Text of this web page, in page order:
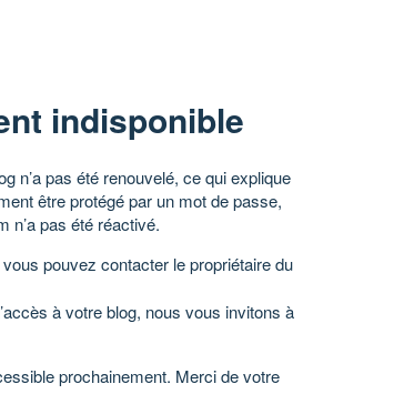
indisponible
n’a pas été renouvelé, ce qui explique
être protégé par un mot de passe,
n’a pas été réactivé.
pouvez contacter le propriétaire du
à votre blog, nous vous invitons à
prochainement. Merci de votre